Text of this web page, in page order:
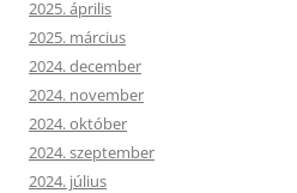
2025. április
2025. március
2024. december
2024. november
2024. október
2024. szeptember
2024. július